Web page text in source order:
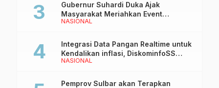
NASIONAL
Gubernur Suhardi Duka Ajak
Masyarakat Meriahkan Event
Manakarra Fair 2026
NASIONAL
Integrasi Data Pangan Realtime untuk
Kendalikan inflasi, DiskominfoSS
Sulbar Kembangkan Sistem SAPEDA
Pemprov Sulbar akan Terapkan